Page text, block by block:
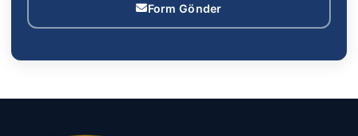
Form Gönder